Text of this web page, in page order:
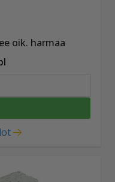
oik. harmaa